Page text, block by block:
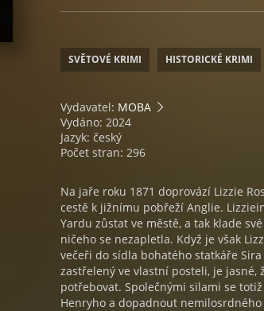
SVĚTOVÉ KRIMI HISTORICKÉ KRIMI
Vydavatel: MOBA
Vydáno: 2024
Jazyk: český
Počet stran: 296
Na jaře roku 1871 doprovází Lizzie
cestě k jižnímu pobřeží Anglie.
Yardu zůstat ve městě, a tak klade
ničeho se nezapletla. Když je však
večeři do sídla bohatého statkáře
zastřelený ve vlastní posteli, je jasné,
potřebovat. Společnými silami se
Henryho a dopadnout